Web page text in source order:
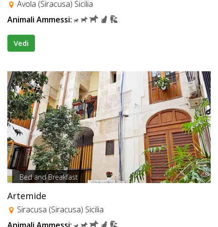
Avola (Siracusa) Sicilia
Animali Ammessi:
Vedi
Bed and Breakfast
Artemide
Siracusa (Siracusa) Sicilia